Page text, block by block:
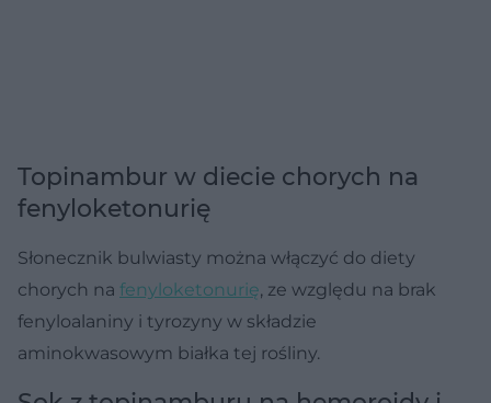
Topinambur w diecie chorych na
fenyloketonurię
Słonecznik bulwiasty można włączyć do diety
chorych na fenyloketonurię, ze względu na brak
fenyloalaniny i tyrozyny w składzie
aminokwasowym białka tej rośliny.